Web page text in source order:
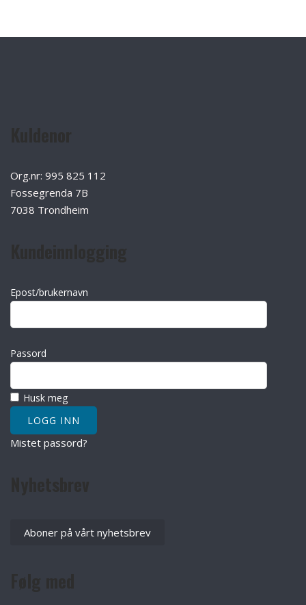
Org.nr: 995 825 112
Fossegrenda 7B
7038 Trondheim
Epost/brukernavn
Passord
Husk meg
Mistet passord?
Aboner på vårt nyhetsbrev